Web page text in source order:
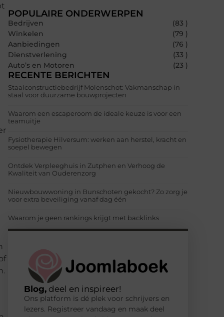
POPULAIRE ONDERWERPEN
Bedrijven
(83 )
Winkelen
(79 )
Aanbiedingen
(76 )
Dienstverlening
(33 )
Auto’s en Motoren
(23 )
RECENTE BERICHTEN
Staalconstructiebedrijf Molenschot: Vakmanschap in
staal voor duurzame bouwprojecten
Waarom een escaperoom de ideale keuze is voor een
teamuitje
Fysiotherapie Hilversum: werken aan herstel, kracht en
soepel bewegen
Ontdek Verpleeghuis in Zutphen en Verhoog de
Kwaliteit van Ouderenzorg
Nieuwbouwwoning in Bunschoten gekocht? Zo zorg je
voor extra beveiliging vanaf dag één
Waarom je geen rankings krijgt met backlinks
Blog, deel en inspireer!
Ons platform is dé plek voor schrijvers en
lezers. Registreer vandaag en maak deel